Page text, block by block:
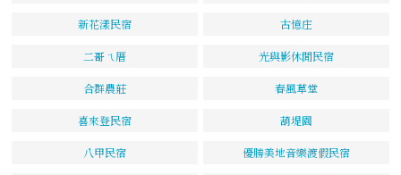
新花漾民宿 古憶庄
二哥ㄟ厝 光與影休閒民宿
合群農莊 春風草堂
喜來登民宿 葫堤園
八甲民宿 優勝美地音樂渡假民宿